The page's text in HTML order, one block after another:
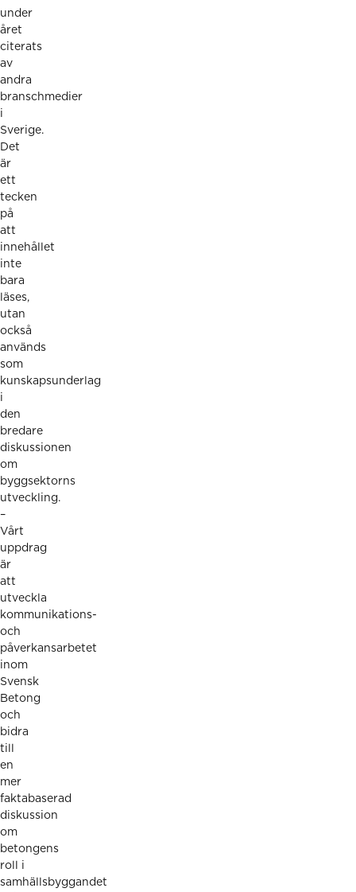
under
året
citerats
av
andra
branschmedier
i
Sverige.
Det
är
ett
tecken
på
att
innehållet
inte
bara
läses,
utan
också
används
som
kunskapsunderlag
i
den
bredare
diskussionen
om
byggsektorns
utveckling.
–
Vårt
uppdrag
är
att
utveckla
kommunikations-
och
påverkansarbetet
inom
Svensk
Betong
och
bidra
till
en
mer
faktabaserad
diskussion
om
betongens
roll i
samhällsbyggandet